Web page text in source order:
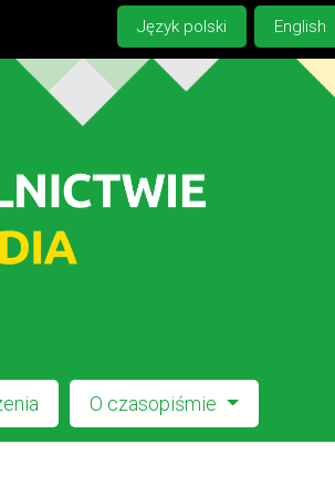
Język polski English
O czasopiśmie